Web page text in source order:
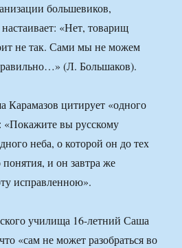
большевиков,
«Нет, товарищ
не так. Сами мы не можем
(Л. Большаков).
Карамазов цитирует «одного
«Покажите вы русскому
неба, о которой он до тех
и он завтра же
исправленною».
училища 16-летний Саша
«сам не может разобраться во